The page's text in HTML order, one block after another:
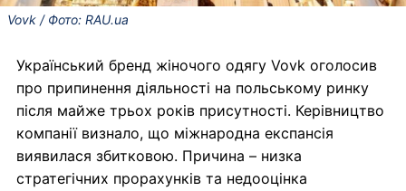
Vovk / Фото: RAU.ua
Український бренд жіночого одягу Vovk оголосив
про припинення діяльності на польському ринку
після майже трьох років присутності. Керівництво
компанії визнало, що міжнародна експансія
виявилася збитковою. Причина – низка
стратегічних прорахунків та недооцінка